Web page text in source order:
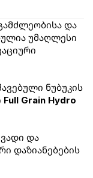
და
უმაღლესი
ნუბუკის
Full Grain Hydro
და
დაზიანებების